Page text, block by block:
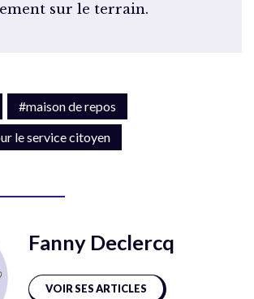
sur le terrain.
#maison de repos
le service citoyen
Fanny Declercq
VOIR SES ARTICLES